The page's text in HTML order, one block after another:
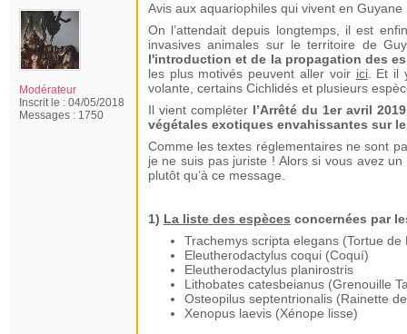
Modérateur
Inscrit le : 04/05/2018
Messages : 1750
Avis aux aquariophiles qui vivent en Guyane
On l’attendait depuis longtemps, il est
invasives animales sur le territoire de
l'introduction et de la propagation des
les plus motivés peuvent aller voir ici. Et il
volante, certains Cichlidés et plusieurs
Il vient compléter l’Arrêté du 1er avril
végétales exotiques envahissantes sur
Comme les textes réglementaires ne sont
je ne suis pas juriste ! Alors si vous avez
plutôt qu’à ce message.
1) La liste des espèces concernées par
Trachemys scripta elegans (Tortue de
Eleutherodactylus coqui (Coquí)
Eleutherodactylus planirostris
Lithobates catesbeianus (Grenouille
Osteopilus septentrionalis (Rainette
Xenopus laevis (Xénope lisse)